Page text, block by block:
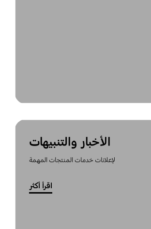
الأخبار والتنبيهات
لإعلانات خدمات المنتجات المهمة
اقرأ أكثر